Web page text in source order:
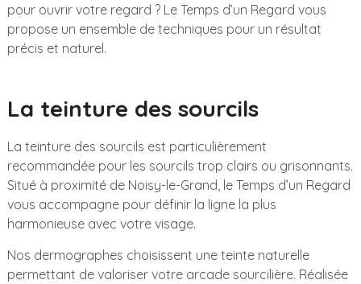
pour ouvrir votre regard ? Le Temps d’un Regard vous
propose un ensemble de techniques pour un résultat
précis et naturel.
La teinture des sourcils
La teinture des sourcils est particulièrement
recommandée pour les sourcils trop clairs ou grisonnants.
Situé à proximité de Noisy-le-Grand, le Temps d’un Regard
vous accompagne pour définir la ligne la plus
harmonieuse avec votre visage.
Nos dermographes choisissent une teinte naturelle
permettant de valoriser votre arcade sourcilière. Réalisée